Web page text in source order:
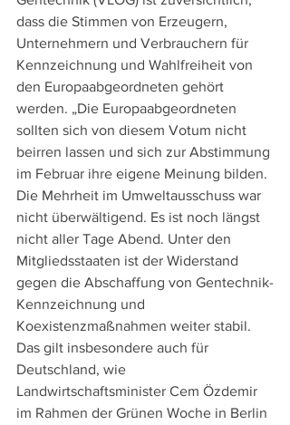
dass die Stimmen von Erzeugern,
Unternehmern und Verbrauchern für
Kennzeichnung und Wahlfreiheit von
den Europaabgeordneten gehört
werden. „Die Europaabgeordneten
sollten sich von diesem Votum nicht
beirren lassen und sich zur Abstimmung
im Februar ihre eigene Meinung bilden.
Die Mehrheit im Umweltausschuss war
nicht überwältigend. Es ist noch längst
nicht aller Tage Abend. Unter den
Mitgliedsstaaten ist der Widerstand
gegen die Abschaffung von Gentechnik-
Kennzeichnung und
Koexistenzmaßnahmen weiter stabil.
Das gilt insbesondere auch für
Deutschland, wie
Landwirtschaftsminister Cem Özdemir
im Rahmen der Grünen Woche in Berlin